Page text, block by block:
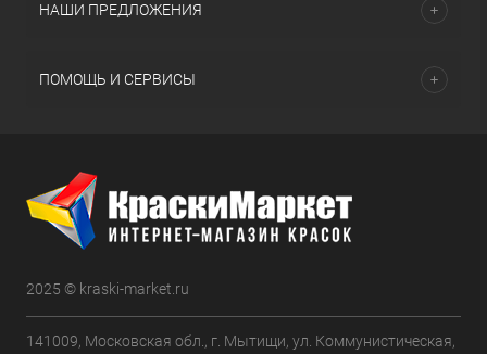
НАШИ ПРЕДЛОЖЕНИЯ
ПОМОЩЬ И СЕРВИСЫ
2025 © kraski-market.ru
141009, Московская обл., г. Мытищи, ул. Коммунистическая,